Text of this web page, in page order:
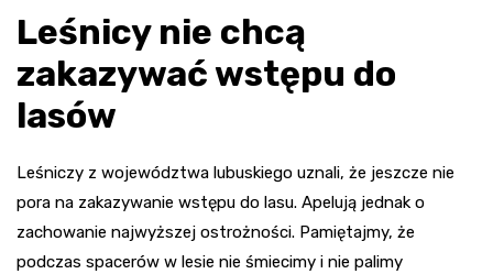
Leśnicy nie chcą
zakazywać wstępu do
lasów
Leśniczy z województwa lubuskiego uznali, że jeszcze nie
pora na zakazywanie wstępu do lasu. Apelują jednak o
zachowanie najwyższej ostrożności. Pamiętajmy, że
podczas spacerów w lesie nie śmiecimy i nie palimy